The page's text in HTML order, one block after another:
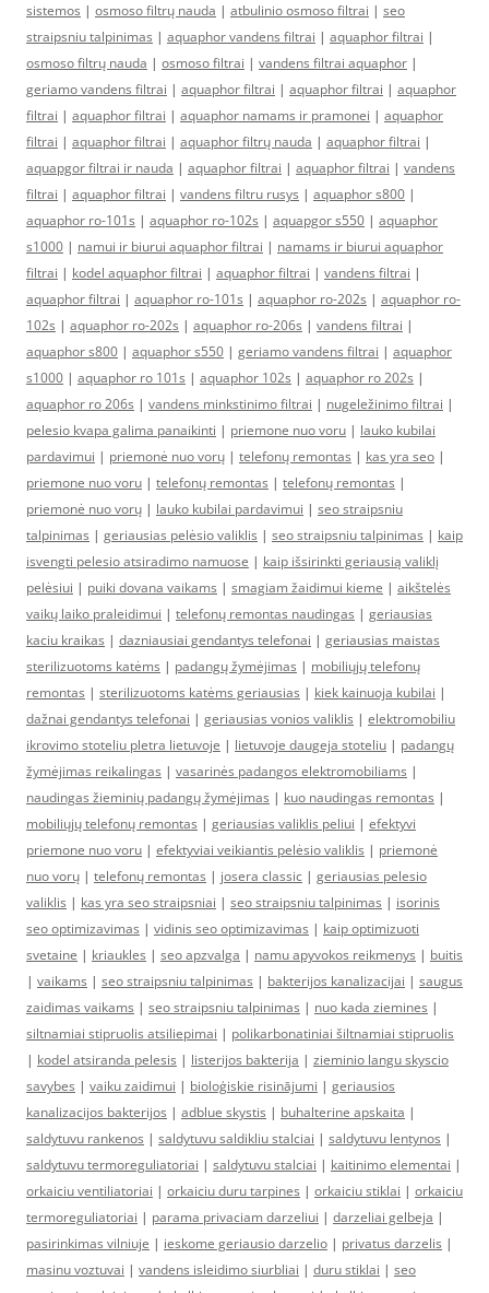
sistemos | osmoso filtrų nauda | atbulinio osmoso filtrai | seo
straipsniu talpinimas | aquaphor vandens filtrai | aquaphor filtrai |
osmoso filtrų nauda | osmoso filtrai | vandens filtrai aquaphor |
geriamo vandens filtrai | aquaphor filtrai | aquaphor filtrai | aquaphor
filtrai | aquaphor filtrai | aquaphor namams ir pramonei | aquaphor
filtrai | aquaphor filtrai | aquaphor filtrų nauda | aquaphor filtrai |
aquapgor filtrai ir nauda | aquaphor filtrai | aquaphor filtrai | vandens
filtrai | aquaphor filtrai | vandens filtru rusys | aquaphor s800 |
aquaphor ro-101s | aquaphor ro-102s | aquapgor s550 | aquaphor
s1000 | namui ir biurui aquaphor filtrai | namams ir biurui aquaphor
filtrai | kodel aquaphor filtrai | aquaphor filtrai | vandens filtrai |
aquaphor filtrai | aquaphor ro-101s | aquaphor ro-202s | aquaphor ro-
102s | aquaphor ro-202s | aquaphor ro-206s | vandens filtrai |
aquaphor s800 | aquaphor s550 | geriamo vandens filtrai | aquaphor
s1000 | aquaphor ro 101s | aquaphor 102s | aquaphor ro 202s |
aquaphor ro 206s | vandens minkstinimo filtrai | nugeležinimo filtrai |
pelesio kvapa galima panaikinti | priemone nuo voru | lauko kubilai
pardavimui | priemonė nuo vorų | telefonų remontas | kas yra seo |
priemone nuo voru | telefonų remontas | telefonų remontas |
priemonė nuo vorų | lauko kubilai pardavimui | seo straipsniu
talpinimas | geriausias pelėsio valiklis | seo straipsniu talpinimas | kaip
isvengti pelesio atsiradimo namuose | kaip išsirinkti geriausią valiklį
pelėsiui | puiki dovana vaikams | smagiam žaidimui kieme | aikštelės
vaikų laiko praleidimui | telefonų remontas naudingas | geriausias
kaciu kraikas | dazniausiai gendantys telefonai | geriausias maistas
sterilizuotoms katėms | padangų žymėjimas | mobiliųjų telefonų
remontas | sterilizuotoms katėms geriausias | kiek kainuoja kubilai |
dažnai gendantys telefonai | geriausias vonios valiklis | elektromobiliu
ikrovimo stoteliu pletra lietuvoje | lietuvoje daugeja stoteliu | padangų
žymėjimas reikalingas | vasarinės padangos elektromobiliams |
naudingas žieminių padangų žymėjimas | kuo naudingas remontas |
mobiliųjų telefonų remontas | geriausias valiklis peliui | efektyvi
priemone nuo voru | efektyviai veikiantis pelėsio valiklis | priemonė
nuo vorų | telefonų remontas | josera classic | geriausias pelesio
valiklis | kas yra seo straipsniai | seo straipsniu talpinimas | isorinis
seo optimizavimas | vidinis seo optimizavimas | kaip optimizuoti
svetaine | kriaukles | seo apzvalga | namu apyvokos reikmenys | buitis
| vaikams | seo straipsniu talpinimas | bakterijos kanalizacijai | saugus
zaidimas vaikams | seo straipsniu talpinimas | nuo kada ziemines |
siltnamiai stipruolis atsiliepimai | polikarbonatiniai šiltnamiai stipruolis
| kodel atsiranda pelesis | listerijos bakterija | zieminio langu skyscio
savybes | vaiku zaidimui | bioloģiskie risinājumi | geriausios
kanalizacijos bakterijos | adblue skystis | buhalterine apskaita |
saldytuvu rankenos | saldytuvu saldikliu stalciai | saldytuvu lentynos |
saldytuvu termoreguliatoriai | saldytuvu stalciai | kaitinimo elementai |
orkaiciu ventiliatoriai | orkaiciu duru tarpines | orkaiciu stiklai | orkaiciu
termoreguliatoriai | parama privaciam darzeliui | darzeliai gelbeja |
pasirinkimas vilniuje | ieskome geriausio darzelio | privatus darzelis |
masinu voztuvai | vandens isleidimo siurbliai | duru stiklai | seo